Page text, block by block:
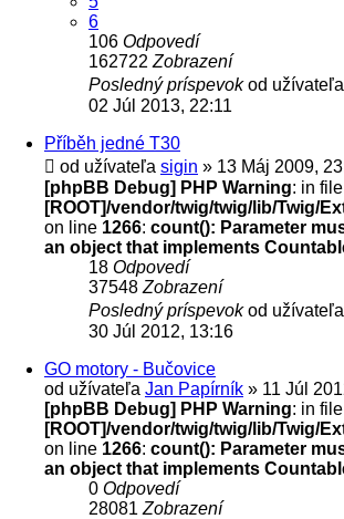
6
106 Odpovedí
162722 Zobrazení
Posledný príspevokod užívateľa
02 Júl 2013, 22:11
Příběh jedné T30
od užívateľa sigin » 13 Máj 2009,
[phpBB Debug] PHP Warning: in file
[ROOT]/vendor/twig/twig/lib/Twig/
on line 1266: count(): Parameter
an object that implements
18 Odpovedí
37548 Zobrazení
Posledný príspevokod užívateľa
30 Júl 2012, 13:16
GO motory - Bučovice
od užívateľa Jan Papírník » 11 Júl
[phpBB Debug] PHP Warning: in file
[ROOT]/vendor/twig/twig/lib/Twig/
on line 1266: count(): Parameter
an object that implements
0 Odpovedí
28081 Zobrazení